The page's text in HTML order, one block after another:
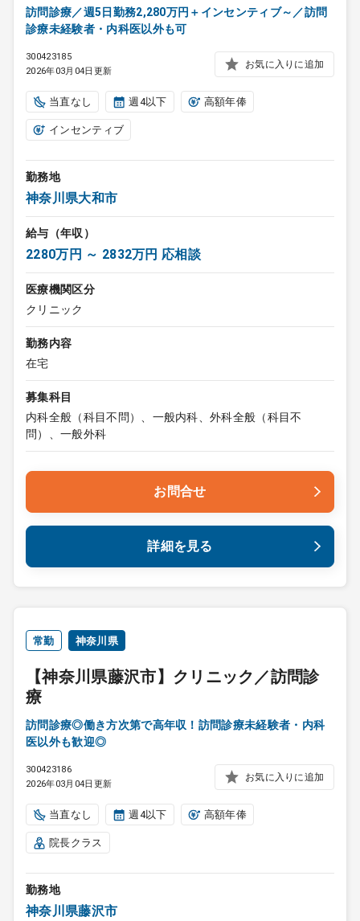
訪問診療／週5日勤務2,280万円＋インセンティブ～／訪問
診療未経験者・内科医以外も可
300423185
2026年03月04日更新
お気に入りに追加
当直なし 週4以下 高額年俸
インセンティブ
勤務地
神奈川県大和市
給与（年収）
2280万円 ～ 2832万円 応相談
医療機関区分
クリニック
勤務内容
在宅
募集科目
内科全般（科目不問）、一般内科、外科全般（科目不
問）、一般外科
お問合せ
詳細を見る
常勤 神奈川県
【神奈川県藤沢市】クリニック／訪問診
療
訪問診療◎働き方次第で高年収！訪問診療未経験者・内科
医以外も歓迎◎
300423186
2026年03月04日更新
お気に入りに追加
当直なし 週4以下 高額年俸
院長クラス
勤務地
神奈川県藤沢市